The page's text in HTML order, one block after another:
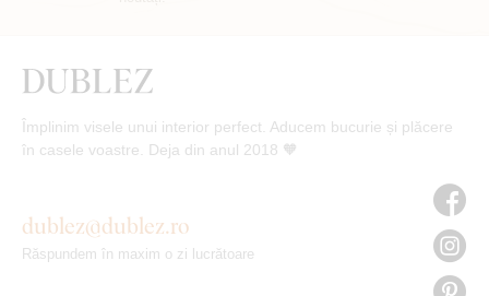
Împlinim visele unui interior perfect. Aducem bucurie și plăcere
în casele voastre. Deja din anul 2018 🧡
dublez@dublez.ro
Răspundem în maxim o zi lucrătoare